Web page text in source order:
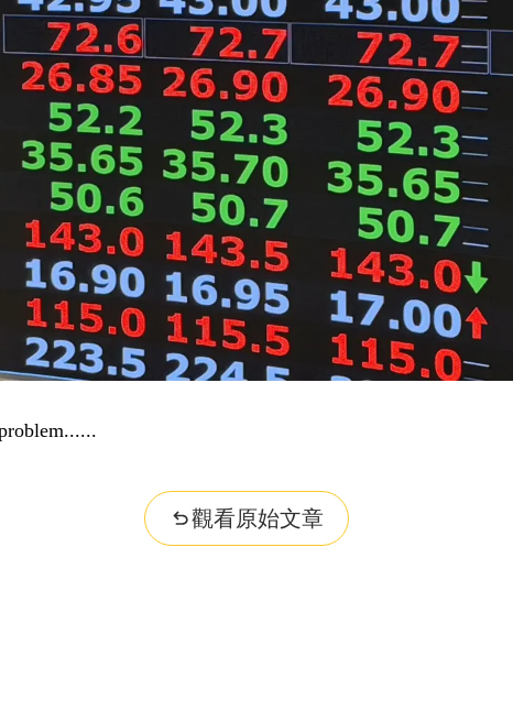
觀看原始文章